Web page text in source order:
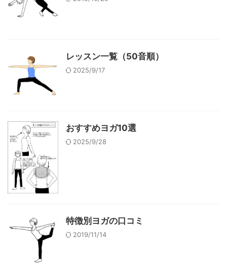
レッスン一覧（50音順）
2025/9/17
おすすめヨガ10選
2025/9/28
特徴別ヨガの口コミ
2019/11/14